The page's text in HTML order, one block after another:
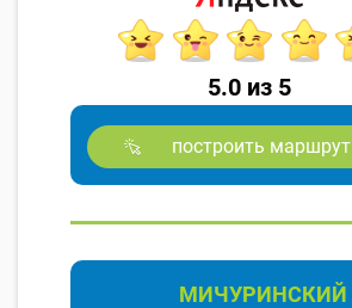
5.0 из 5
построить маршрут
МИЧУРИНСКИЙ